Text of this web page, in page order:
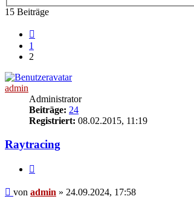
15 Beiträge
1
2
admin
Administrator
Beiträge: 24
Registriert: 08.02.2015, 11:19
Raytracing
Beitrag
von admin » 24.09.2024, 17:58